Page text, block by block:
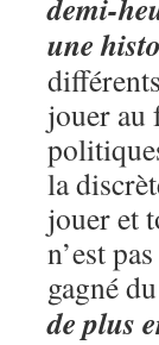
une
jouer au
la
jouer et
n’est
gagné
de plus